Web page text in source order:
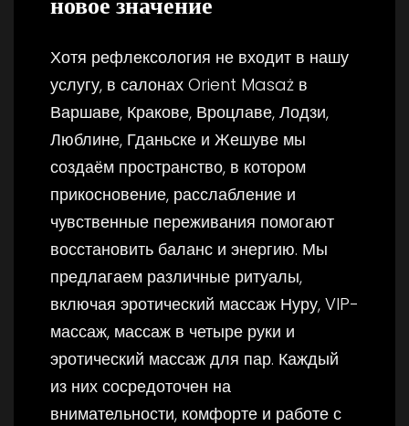
новое значение
Хотя рефлексология не входит в нашу
услугу, в салонах Orient Masaż в
Варшаве, Кракове, Вроцлаве, Лодзи,
Люблине, Гданьске и Жешуве мы
создаём пространство, в котором
прикосновение, расслабление и
чувственные переживания помогают
восстановить баланс и энергию. Мы
предлагаем различные ритуалы,
включая эротический массаж Нуру, VIP-
массаж, массаж в четыре руки и
эротический массаж для пар. Каждый
из них сосредоточен на
внимательности, комфорте и работе с